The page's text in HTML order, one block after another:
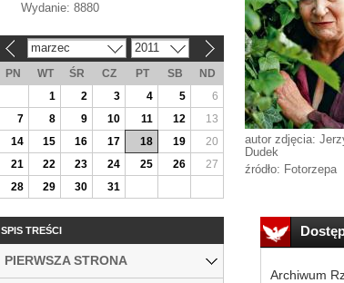
autor zdjęcia:
Dudek
źródło: Fotorzepa
Archiwum
Wydanie: 8880
marzec 2011
PN WT ŚR CZ PT SB
ND
1
2 3 4 5
6
7
8 9 10 11 12
13
14
15 16 17 18 19
20
21
22 23 24 25 26
27
28
29 30 31
SPIS TREŚCI
PIERWSZA STRONA